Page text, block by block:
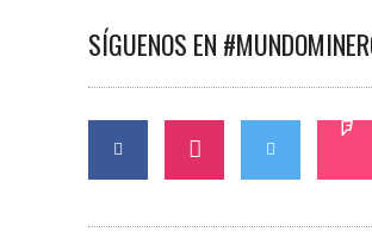
SÍGUENOS EN